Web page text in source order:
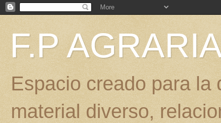
F.P
Espacio creado para
material diverso,